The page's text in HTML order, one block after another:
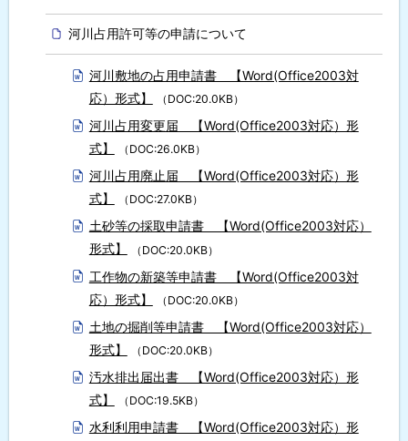
河川占用許可等の申請について
河川敷地の占用申請書 【Word(Office2003対
応）形式】
（DOC:20.0KB）
河川占用変更届 【Word(Office2003対応）形
式】
（DOC:26.0KB）
河川占用廃止届 【Word(Office2003対応）形
式】
（DOC:27.0KB）
土砂等の採取申請書 【Word(Office2003対応）
形式】
（DOC:20.0KB）
工作物の新築等申請書 【Word(Office2003対
応）形式】
（DOC:20.0KB）
土地の掘削等申請書 【Word(Office2003対応）
形式】
（DOC:20.0KB）
汚水排出届出書 【Word(Office2003対応）形
式】
（DOC:19.5KB）
水利利用申請書 【Word(Office2003対応）形